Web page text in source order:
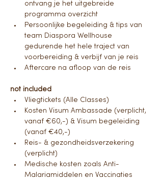
ontvang je het uitgebreide
programma overzicht
Persoonlijke begeleiding & tips van
team Diaspora Wellhouse
gedurende het hele traject van
voorbereiding & verbijf van je reis
Aftercare na afloop van de reis
not included
Vliegtickets (Alle Classes)
Kosten Visum Ambassade (verplicht,
vanaf €60,-) & Visum begeleiding
(vanaf €40,-)
Reis- & gezondheidsverzekering
(verplicht)
Medische kosten zoals Anti-
Malariamiddelen en Vaccinaties